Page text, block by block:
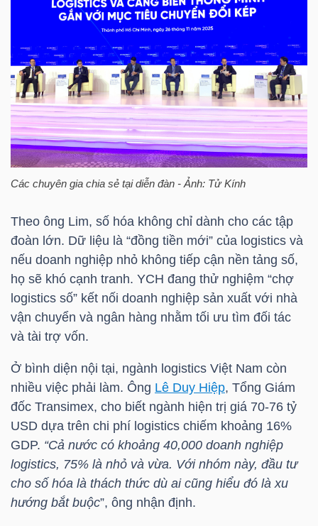
Các chuyên gia chia sẻ tại diễn đàn - Ảnh: Tử Kính
Theo ông Lim, số hóa không chỉ dành cho các tập
đoàn lớn. Dữ liệu là “đồng tiền mới” của logistics và
nếu doanh nghiệp nhỏ không tiếp cận nền tảng số,
họ sẽ khó cạnh tranh. YCH đang thử nghiệm “chợ
logistics số” kết nối doanh nghiệp sản xuất với nhà
vận chuyển và ngân hàng nhằm tối ưu tìm đối tác
và tài trợ vốn.
Ở bình diện nội tại, ngành logistics Việt Nam còn
nhiều việc phải làm. Ông Lê Duy Hiệp, Tổng Giám
đốc Transimex, cho biết ngành hiện trị giá 70-76 tỷ
USD dựa trên chi phí logistics chiếm khoảng 16%
GDP. “Cả nước có khoảng 40,000 doanh nghiệp
logistics, 75% là nhỏ và vừa. Với nhóm này, đầu tư
cho số hóa là thách thức dù ai cũng hiểu đó là xu
hướng bắt buộc”, ông nhận định.
BẤT
ĐỘNG
SẢN
Mã
khoán
Tất cả Cổ phiếu Chỉ số Chứng chỉ quỹ Chứng
Lãnh
đạo
(-)
Tin
tức
(-)
Bài
viết